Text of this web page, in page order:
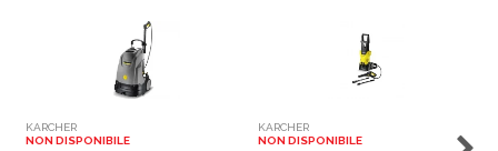
KARCHER
NON DISPONIBILE
KARCHER
NON DISPONIBILE